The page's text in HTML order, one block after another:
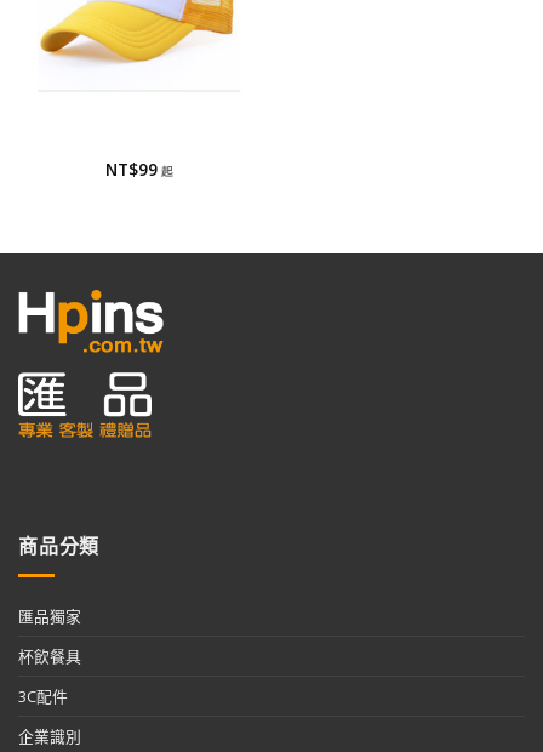
NT$99
商品分類
匯品獨家
杯飲餐具
3C配件
企業識別